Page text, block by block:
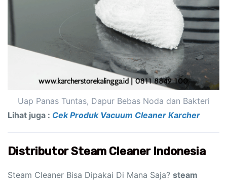
Uap Panas Tuntas, Dapur Bebas Noda dan Bakteri
Lihat juga : Cek Produk Vacuum Cleaner Karcher
Distributor Steam Cleaner Indonesia
Steam Cleaner Bisa Dipakai Di Mana Saja? steam